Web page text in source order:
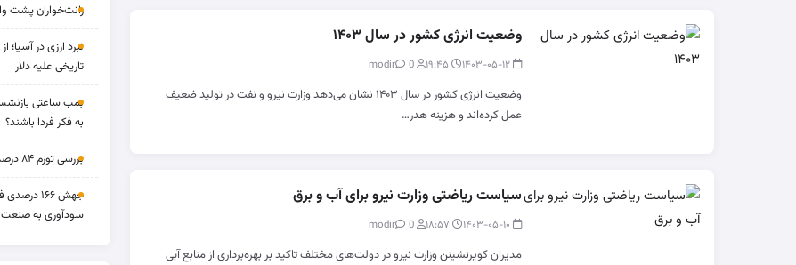
وضعیت انرژی کشور در سال ۱۴۰۳
0
وضعیت انرژی کشور در سال ۱۴۰۳ نشان می‌دهد وزارت نیرو و نفت در تولید ضعیف
عمل کرده‌اند و هزینه هدر…
سیاست ریاضتی وزارت نیرو برای آب و برق
0
مدیران کویرنشینن وزارت نیرو در دولت‌های مختلف تاکید بر بهره‌برداری از منابع آبی
رانت‌خواران پشت
نبرد ارزی در آسیا؛
تاریخی علیه دلار
بمب ساعتی
به فکر فردا باشند؟
بررسی تورم ۸۴ درصدی و بازدهی طلا و بورس
جهش ۱۶۶
سودآوری به صنعت